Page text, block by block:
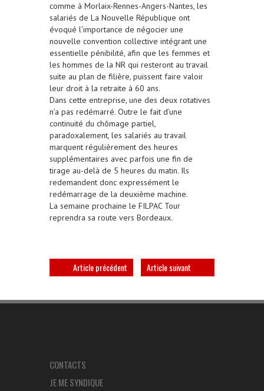
comme à Morlaix-Rennes-Angers-Nantes, les
salariés de La Nouvelle République ont
évoqué l’importance de négocier une
nouvelle convention collective intégrant une
essentielle pénibilité, afin que les femmes et
les hommes de la NR qui resteront au travail
suite au plan de filière, puissent faire valoir
leur droit à la retraite à 60 ans.
Dans cette entreprise, une des deux rotatives
n’a pas redémarré. Outre le fait d’une
continuité du chômage partiel,
paradoxalement, les salariés au travail
marquent régulièrement des heures
supplémentaires avec parfois une fin de
tirage au-delà de 5 heures du matin. Ils
redemandent donc expressément le
redémarrage de la deuxième machine.
La semaine prochaine le FILPAC Tour
reprendra sa route vers Bordeaux.
Article précédent Article suivant
CONTACTS
JE ME SYNDIQUE